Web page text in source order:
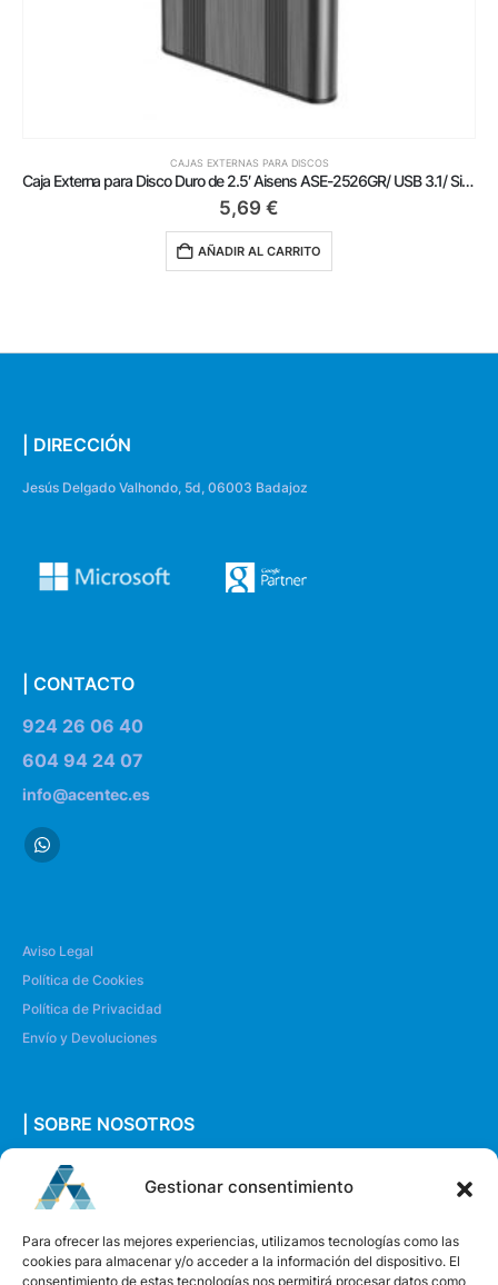
Gestionar consentimiento
Para ofrecer las mejores experiencias, utilizamos tecnologías como las
cookies para almacenar y/o acceder a la información del dispositivo. El
consentimiento de estas tecnologías nos permitirá procesar datos como
CAJAS EXTERNAS PARA DISCOS
Caja Externa para Disco Duro de 2.5′ Aisens ASE-2526GR/ USB 3.1/ Sin tornillos
5,69 €
AÑADIR AL CARRITO
| DIRECCIÓN
Jesús Delgado Valhondo, 5d, 06003 Badajoz
| CONTACTO
924 26 06 40
604 94 24 07
info@acentec.es
Aviso Legal
Política de Cookies
Política de Privacidad
Envío y Devoluciones
| SOBRE NOSOTROS
Quiénes somos
Envíanos un mensaje